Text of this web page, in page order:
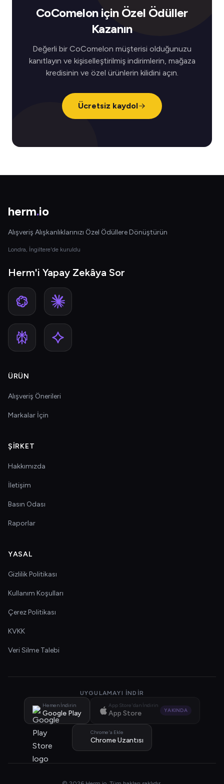
CoComelon için Özel Ödüller
Kazanın
Değerli bir CoComelon müşterisi olduğunuzu
kanıtlayın ve kişiselleştirilmiş indirimlerin, mağaza
kredisinin ve özel ürünlerin kilidini açın.
Ücretsiz kaydol
herm.io
Alışveriş Alışkanlıklarınızı Özel Ödüllere Dönüştürün
Londra, İngiltere'de kuruldu
Herm'i Yapay Zekâya Sor
ÜRÜN
Alışveriş Önerileri
Markalar İçin
ŞIRKET
Hakkımızda
İletişim
Basın Odası
Raporlar
YASAL
Gizlilik Politikası
Kullanım Koşulları
Çerez Politikası
KVKK
Veri Silme Talebi
UYGULAMAYI İNDIR
Hemen İndirin
Google Play
App Store'dan İndirin
App Store YAKINDA
Chrome'a Ekle
Chrome Uzantısı